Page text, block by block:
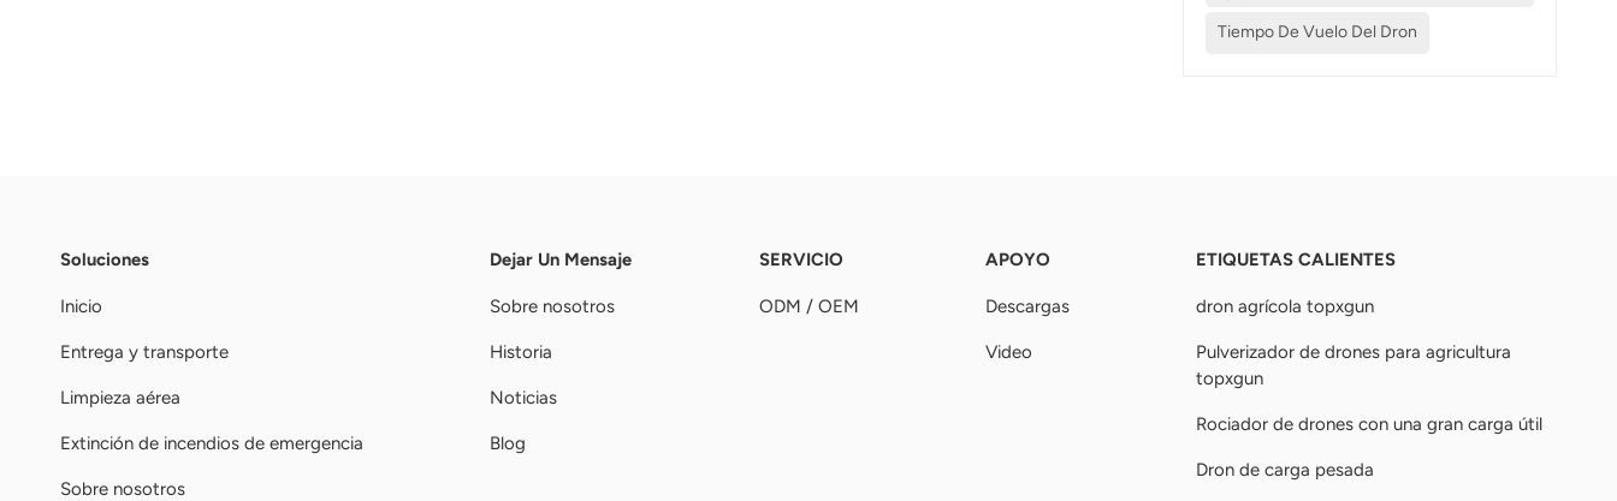
Tiempo De Vuelo Del Dron
Soluciones
Inicio
Entrega y transporte
Limpieza aérea
Extinción de incendios de emergencia
Sobre nosotros
Dejar Un Mensaje
Sobre nosotros
Historia
Noticias
Blog
SERVICIO
ODM / OEM
APOYO
Descargas
Video
ETIQUETAS CALIENTES
dron agrícola topxgun
Pulverizador de drones para agricultura
topxgun
Rociador de drones con una gran carga útil
Dron de carga pesada